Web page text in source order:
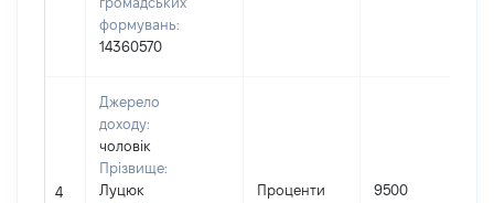
формувань:
14360570
4
Джерело
доходу:
чоловік
Прізвище:
Луцюк
Проценти 9500